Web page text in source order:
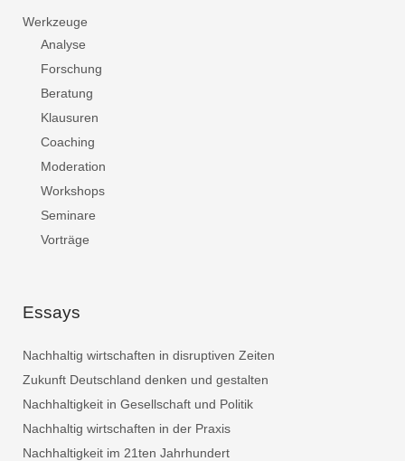
Werkzeuge
Analyse
Forschung
Beratung
Klausuren
Coaching
Moderation
Workshops
Seminare
Vorträge
Essays
Nachhaltig wirtschaften in disruptiven Zeiten
Zukunft Deutschland denken und gestalten
Nachhaltigkeit in Gesellschaft und Politik
Nachhaltig wirtschaften in der Praxis
Nachhaltigkeit im 21ten Jahrhundert